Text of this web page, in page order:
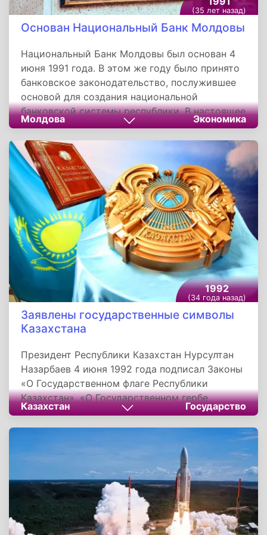
(35 лет назад)
Основан Национальный Банк Молдовы
Национальный Банк Молдовы был основан 4
июня 1991 года. В этом же году было принято
банковское законодательство, послужившее
основой для создания национальной
банковской системы республики. В настоящее
время в стране действуют около 15
коммерческих банков. Поддержка и
постоянное развитие банковского
менеджмента в соответствии с современными
требованиями позволяет повышать уровень
конкурентоспособности на финансово-
банковском рынке, увеличивать объемы
операций, как на внутреннем, так и на
внешнем рынке.
Молдова Экономика
1992
(34 года назад)
Заявлены государственные символы
Казахстана
Президент Республики Казахстан Нурсултан
Назарбаев 4 июня 1992 года подписал Законы
«О Государственном флаге Республики
Казахстан», «О Государственном гербе
Республики Казахстан», «О музыкальной
редакции Государственного гимна Республики
Казахстан». Госсимволами страны считаются
герб, флаг, гимн и конституция. Эталоны
хранятся в резиденции президента,
именуемой Акорда, уникальном красивейшем
месте столицы Казахстана городе Астана.
Казахстан Государство